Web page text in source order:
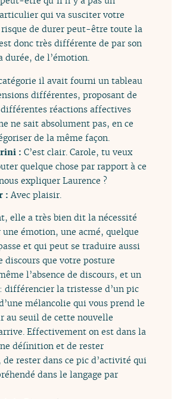
qui va susciter votre
de durer peut-être toute la
donc très différente de par son
durée, de l’émotion.
il avait fourni un tableau
différentes, proposant de
réactions affectives
ne sait absolument pas, en ce
de la même façon.
:C’est clair. Carole, tu veux
quelque chose par rapport à ce
expliquer Laurence ?
:Avec plaisir.
elle a très bien dit la nécessité
émotion, une acmé, quelque
et qui peut se traduire aussi
discours que votre posture
l’absence de discours, et un
différencier la tristesse d’un pic
mélancolie qui vous prend le
au seuil de cette nouvelle
Effectivement on est dans la
définition et de rester
rester dans ce pic d’activité qui
dans le langage par